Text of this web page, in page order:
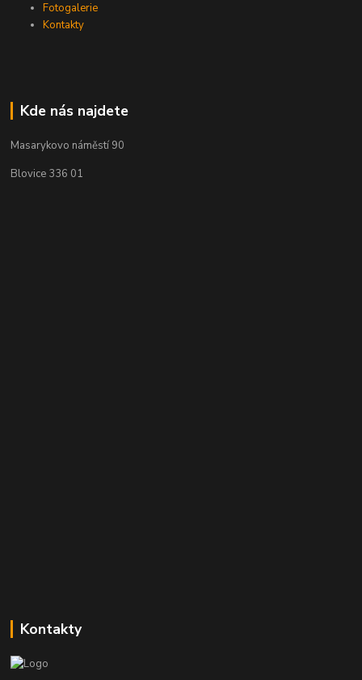
Fotogalerie
Kontakty
Kde nás najdete
Masarykovo náměstí 90
Blovice 336 01
Kontakty